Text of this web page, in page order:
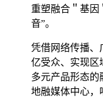
重塑融合＂基因
音”。
凭借网络传播、
亿受众、实现区
多元产品形态的
地融媒体中心，